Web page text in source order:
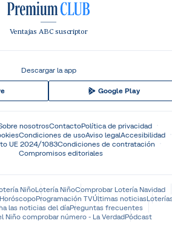
Ventajas ABC suscriptor
Descargar la app
Google Play
nosotrosContactoPolítica de privacidad
Condiciones de usoAviso legalAccesibilidad
UE 2024/1083Condiciones de contratación
Compromisos editoriales
NiñoLotería NiñoComprobar Lotería Navidad
Programación TVÚltimas noticias
las noticias del díaPreguntas frecuentes
Niño comprobar número - La VerdadPódcast